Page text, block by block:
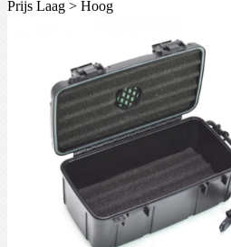
Prijs Laag > Hoog